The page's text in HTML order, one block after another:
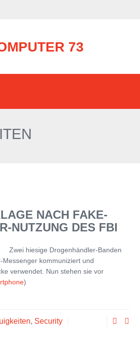
NACH FAKE-
NUTZUNG DES FBI
Zwei hiesige Drogenhändler-Banden
Messenger kommuniziert und
verwendet. Nun stehen sie vor
)
, Security